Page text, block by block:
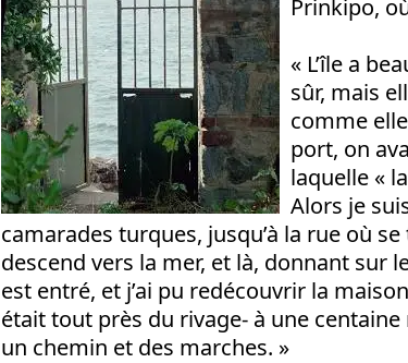
Prinkipo,
« L’île a
sûr, mais
comme
port, on
laquelle «
Alors je
camarades turques, jusqu’à la rue où
descend vers la mer, et là, donnant sur
est entré, et j’ai pu redécouvrir la
était tout près du rivage- à une
un chemin et des marches. »